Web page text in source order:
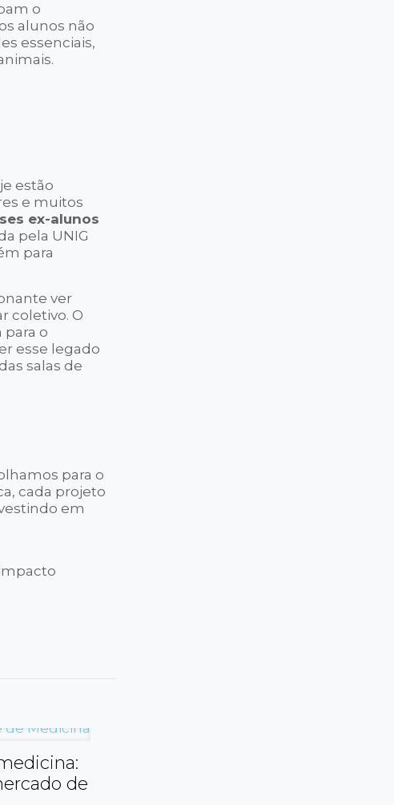
o
alunos não
essenciais,
estão
e muitos
ex-alunos
pela UNIG
para
ver
coletivo. O
o
esse legado
salas de
para o
cada projeto
em
de